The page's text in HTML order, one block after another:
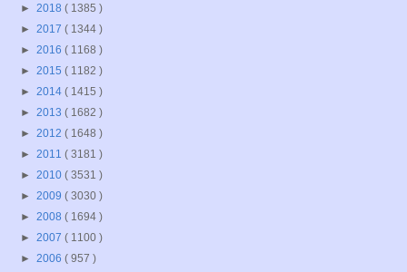
► 2018 ( 1385 )
► 2017 ( 1344 )
► 2016 ( 1168 )
► 2015 ( 1182 )
► 2014 ( 1415 )
► 2013 ( 1682 )
► 2012 ( 1648 )
► 2011 ( 3181 )
► 2010 ( 3531 )
► 2009 ( 3030 )
► 2008 ( 1694 )
► 2007 ( 1100 )
► 2006 ( 957 )